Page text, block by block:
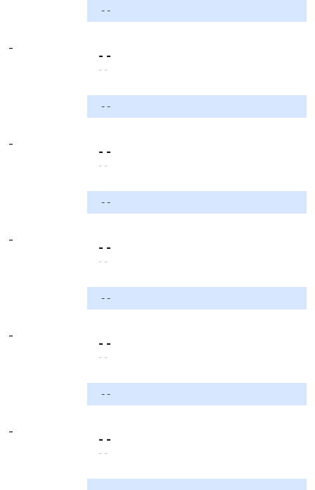
- -
-
- -
- -
- -
-
- -
- -
- -
-
- -
- -
- -
-
- -
- -
- -
-
- -
- -